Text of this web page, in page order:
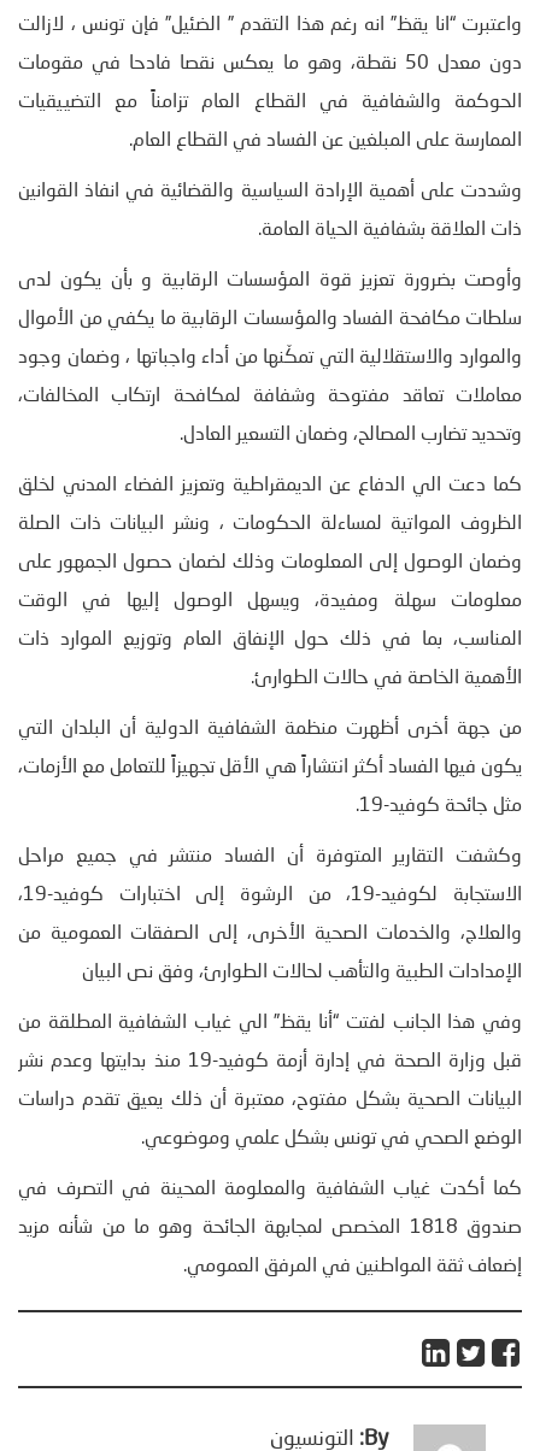
واعتبرت “انا يقظ” انه رغم هذا التقدم ” الضئيل” فإن تونس ، لازالت
دون معدل 50 نقطة، وهو ما يعكس نقصا فادحا في مقومات
الحوكمة والشفافية في القطاع العام تزامناً مع التضييقيات
الممارسة على المبلغين عن الفساد في القطاع العام.
وشددت على أهمية الإرادة السياسية والقضائية في انفاذ القوانين
ذات العلاقة بشفافية الحياة العامة.
وأوصت بضرورة تعزيز قوة المؤسسات الرقابية و بأن يكون لدى
سلطات مكافحة الفساد والمؤسسات الرقابية ما يكفي من الأموال
والموارد والاستقلالية التي تمكّنها من أداء واجباتها ، وضمان وجود
معاملات تعاقد مفتوحة وشفافة لمكافحة ارتكاب المخالفات،
وتحديد تضارب المصالح، وضمان التسعير العادل.
كما دعت الي الدفاع عن الديمقراطية وتعزيز الفضاء المدني لخلق
الظروف المواتية لمساءلة الحكومات ، ونشر البيانات ذات الصلة
وضمان الوصول إلى المعلومات وذلك لضمان حصول الجمهور على
معلومات سهلة ومفيدة، ويسهل الوصول إليها في الوقت
المناسب، بما في ذلك حول الإنفاق العام وتوزيع الموارد ذات
الأهمية الخاصة في حالات الطوارئ.
من جهة أخرى أظهرت منظمة الشفافية الدولية أن البلدان التي
يكون فيها الفساد أكثر انتشاراً هي الأقل تجهيزاً للتعامل مع الأزمات،
مثل جائحة كوفيد-19.
وكشفت التقارير المتوفرة أن الفساد منتشر في جميع مراحل
الاستجابة لكوفيد-19، من الرشوة إلى اختبارات كوفيد-19،
والعلاج، والخدمات الصحية الأخرى، إلى الصفقات العمومية من
الإمدادات الطبية والتأهب لحالات الطوارئ، وفق نص البيان
وفي هذا الجانب لفتت “أنا يقظ” الي غياب الشفافية المطلقة من
قبل وزارة الصحة في إدارة أزمة كوفيد-19 منذ بدايتها وعدم نشر
البيانات الصحية بشكل مفتوح، معتبرة أن ذلك يعيق تقدم دراسات
الوضع الصحي في تونس بشكل علمي وموضوعي.
كما أكدت غياب الشفافية والمعلومة المحينة في التصرف في
صندوق 1818 المخصص لمجابهة الجائحة وهو ما من شأنه مزيد
إضعاف ثقة المواطنين في المرفق العمومي.
By: التونسيون